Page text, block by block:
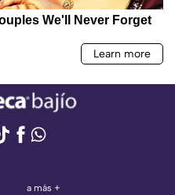
a más +